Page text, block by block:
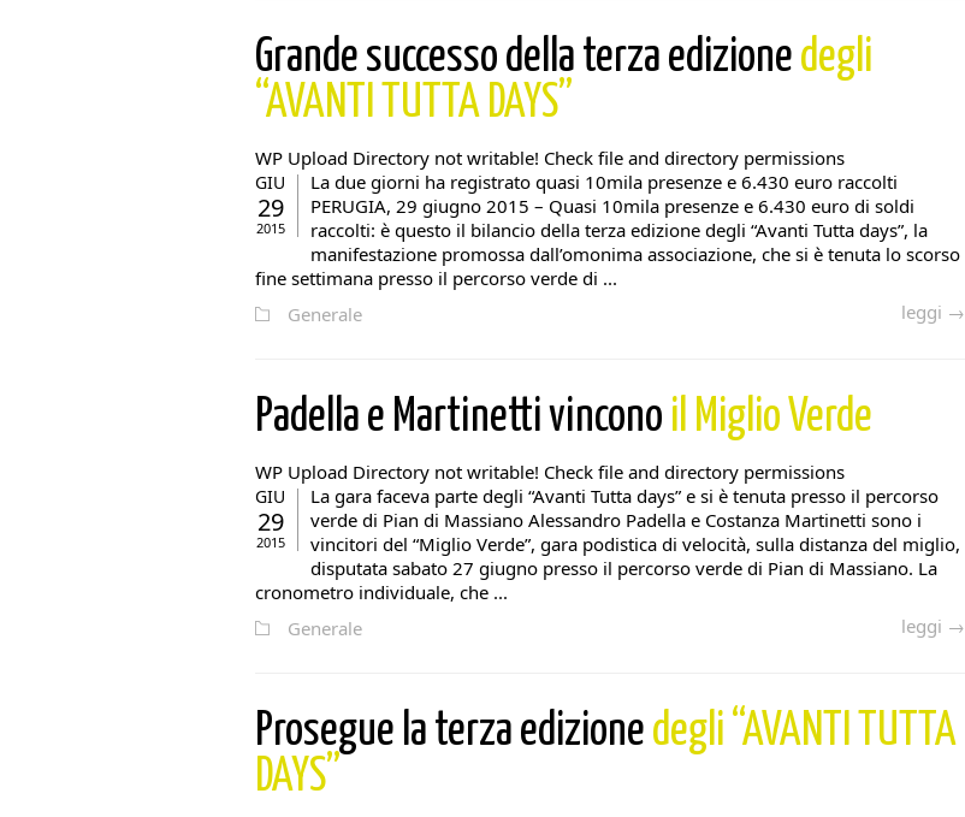
Grande successo della terza edizione degli
“AVANTI TUTTA DAYS”
WP Upload Directory not writable! Check file and directory permissions
GIU
29
2015
La due giorni ha registrato quasi 10mila presenze e 6.430 euro raccolti
PERUGIA, 29 giugno 2015 – Quasi 10mila presenze e 6.430 euro di soldi
raccolti: è questo il bilancio della terza edizione degli “Avanti Tutta days”, la
manifestazione promossa dall’omonima associazione, che si è tenuta lo scorso
fine settimana presso il percorso verde di ...
leggi →
Generale
Padella e Martinetti vincono il Miglio Verde
WP Upload Directory not writable! Check file and directory permissions
GIU
29
2015
La gara faceva parte degli “Avanti Tutta days” e si è tenuta presso il percorso
verde di Pian di Massiano Alessandro Padella e Costanza Martinetti sono i
vincitori del “Miglio Verde”, gara podistica di velocità, sulla distanza del miglio,
disputata sabato 27 giugno presso il percorso verde di Pian di Massiano. La
cronometro individuale, che ...
leggi →
Generale
Prosegue la terza edizione degli “AVANTI TUTTA
DAYS”